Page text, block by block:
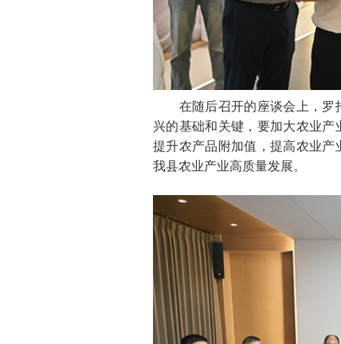
在随后召开的座谈会上，罗
兴的基础和关键，要加大农业产
提升农产品附加值，提高农业产
我县农业产业高质量发展。